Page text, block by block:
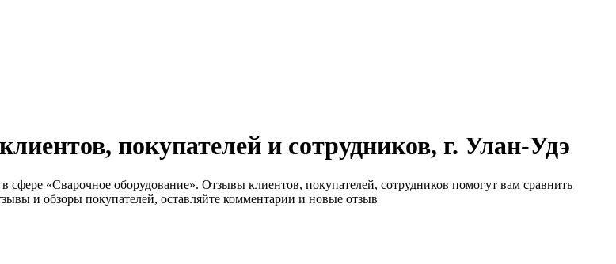
покупателей и сотрудников, г. Улан-Удэ
сфере «Сварочное оборудование». Отзывы клиентов, покупателей, сотрудников помогут вам сравнить
и обзоры покупателей, оставляйте комментарии и новые отзыв